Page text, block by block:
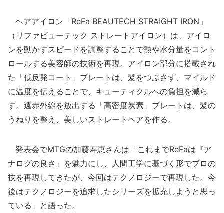
ヘアアイロン「ReFa BEAUTECH STRAIGHT IRON」
（リファビューテック ストレートアイロン）は、アイロ
ンを動かすスピードを調整することで熱や水分量をコント
ロールする美容師の技術を再現。アイロン部分に搭載され
た「低反発コート」プレートは、髪をつぶさず、マイルド
に温度を伝えることで、キューティクルへの負担を減ら
す。遠赤外線を放出する「高密度炭素」プレートは、髪の
うねりを整え、美しいストレートヘアを作る。
発表会でMTGの加藤寿恵さんは「これまでReFaは『ア
ナログの良さ』を魅力にし、人間工学に基づく形でプロの
技を再現してきたが、今回はテクノロジーで再現した。今
後はテクノロジーを追求したシリーズを拡充しようと思っ
ている」と語った。